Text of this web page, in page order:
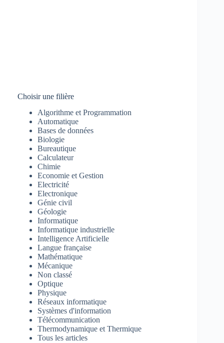
Choisir une filière
Algorithme et Programmation
Automatique
Bases de données
Biologie
Bureautique
Calculateur
Chimie
Economie et Gestion
Electricité
Electronique
Génie civil
Géologie
Informatique
Informatique industrielle
Intelligence Artificielle
Langue française
Mathématique
Mécanique
Non classé
Optique
Physique
Réseaux informatique
Systèmes d'information
Télécommunication
Thermodynamique et Thermique
Tous les articles